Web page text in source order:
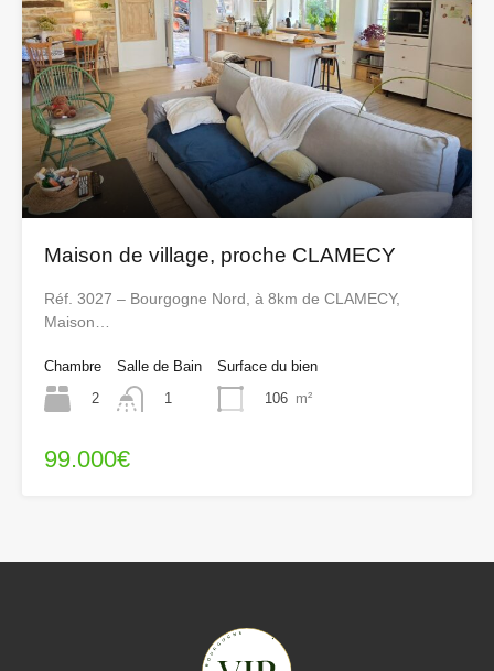
Maison de village, proche CLAMECY
Réf. 3027 – Bourgogne Nord, à 8km de CLAMECY,
Maison…
Chambre
2
Salle de Bain
1
Surface du bien
106 m²
99.000€